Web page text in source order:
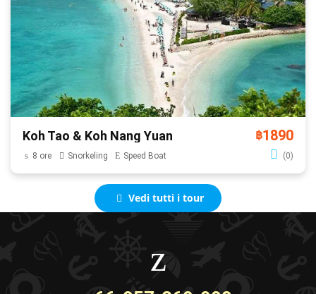
Koh Tao & Koh Nang Yuan ฿1890
8 ore Snorkeling Speed Boat (0)
Vedi tutti i tour